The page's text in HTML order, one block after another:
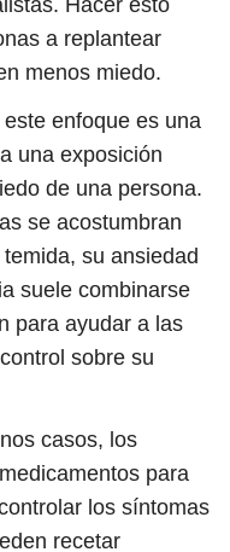
Hacer esto
a replantear
menos miedo.
este enfoque es una
una exposición
de una persona.
se acostumbran
su ansiedad
suele combinarse
para ayudar a las
sobre su
casos, los
para
los síntomas
recetar